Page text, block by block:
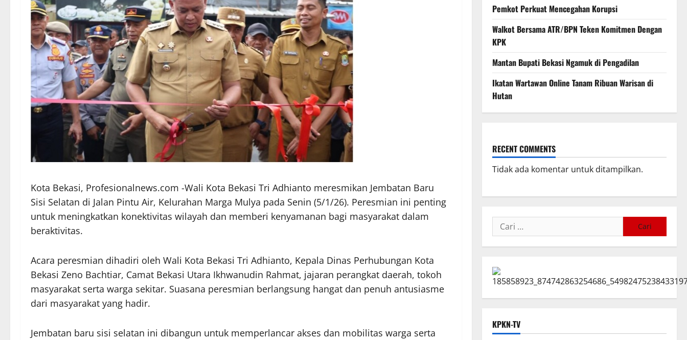
Kota Bekasi, Profesionalnews.com -Wali Kota Bekasi Tri Adhianto meresmikan Jembatan Baru
Sisi Selatan di Jalan Pintu Air, Kelurahan Marga Mulya pada Senin (5/1/26). Peresmian ini penting
untuk meningkatkan konektivitas wilayah dan memberi kenyamanan bagi masyarakat dalam
beraktivitas.
Acara peresmian dihadiri oleh Wali Kota Bekasi Tri Adhianto, Kepala Dinas Perhubungan Kota
Bekasi Zeno Bachtiar, Camat Bekasi Utara Ikhwanudin Rahmat, jajaran perangkat daerah, tokoh
masyarakat serta warga sekitar. Suasana peresmian berlangsung hangat dan penuh antusiasme
dari masyarakat yang hadir.
Jembatan baru sisi selatan ini dibangun untuk memperlancar akses dan mobilitas warga serta
Pemkot Perkuat Mencegahan Korupsi
Walkot Bersama ATR/BPN Teken Komitmen Dengan
KPK
Mantan Bupati Bekasi Ngamuk di Pengadilan
Ikatan Wartawan Online Tanam Ribuan Warisan di
Hutan
RECENT COMMENTS
Tidak ada komentar untuk ditampilkan.
KPKN-TV